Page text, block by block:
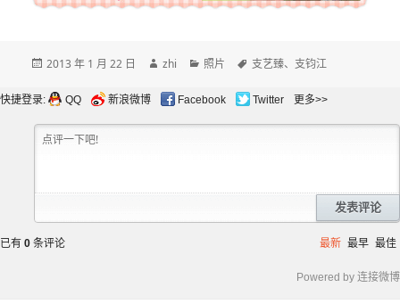
发
于
2013 年 1 月 22 日
作
zhi
分
照片
标
支艺臻、 支钧江
快捷登录: QQ 新浪微博 Facebook Twitter 更多>>
发表评论
已有 0 条评论 最新 最早 最佳
Powered by 连接微博